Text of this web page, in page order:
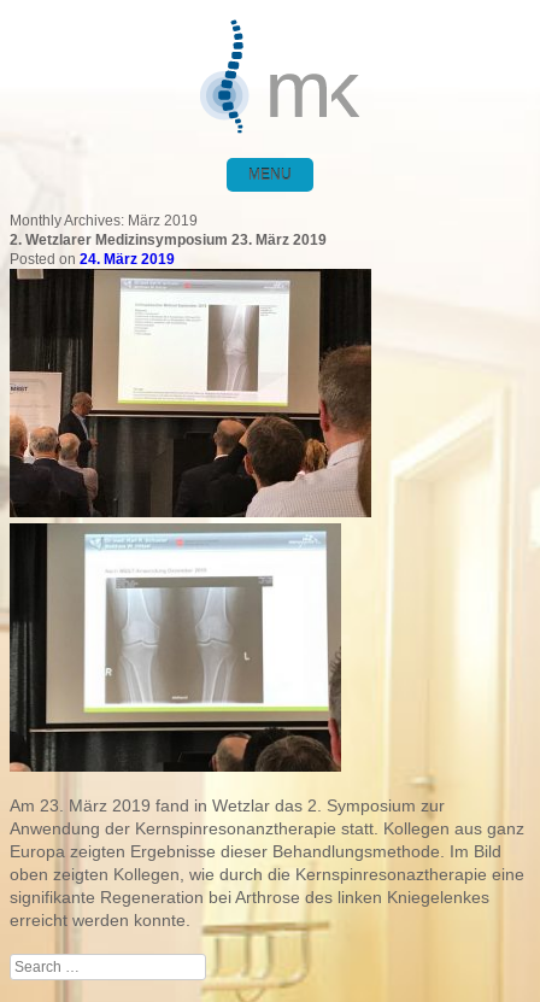
MENU
Monthly Archives: März 2019
2. Wetzlarer Medizinsymposium 23. März 2019
Posted on 24. März 2019
Am 23. März 2019 fand in Wetzlar das 2. Symposium zur
Anwendung der Kernspinresonanztherapie statt. Kollegen aus ganz
Europa zeigten Ergebnisse dieser Behandlungsmethode. Im Bild
oben zeigten Kollegen, wie durch die Kernspinresonaztherapie eine
signifikante Regeneration bei Arthrose des linken Kniegelenkes
erreicht werden konnte.
Search